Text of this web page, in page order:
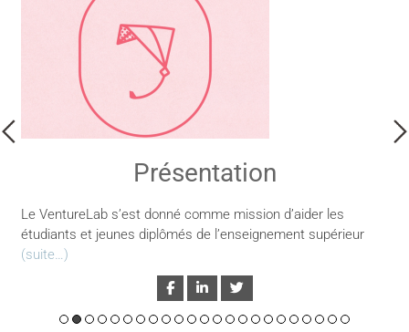
Présentation
Le VentureLab s’est donné comme mission d’aider les
étudiants et jeunes diplômés de l’enseignement supérieur
(suite…)